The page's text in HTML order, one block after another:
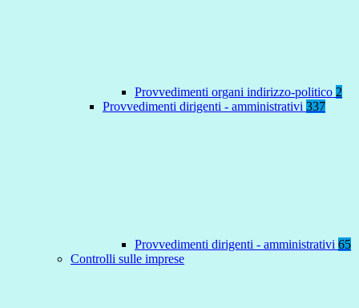
Provvedimenti organi indirizzo-politico 2
Provvedimenti dirigenti - amministrativi 337
Provvedimenti dirigenti - amministrativi 65
Controlli sulle imprese